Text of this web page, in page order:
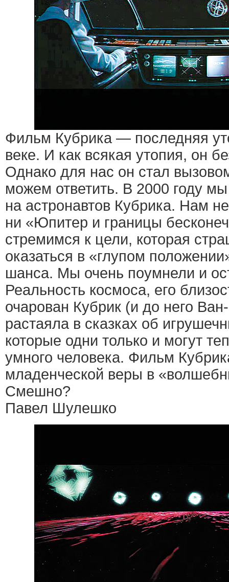
Фильм Кубрика — последняя
веке. И как всякая утопия, он
Однако для нас он стал
можем ответить. В 2000 году
на астронавтов Кубрика. Нам
ни «Юпитер и границы
стремимся к цели, которая
оказаться в «глупом
шанса. Мы очень поумнели и
Реальность космоса, его
очарован Кубрик (и до него
растаяла в сказках об
которые одни только и могут
умного человека. Фильм
младенческой веры в
Смешно?
Павел Шулешко